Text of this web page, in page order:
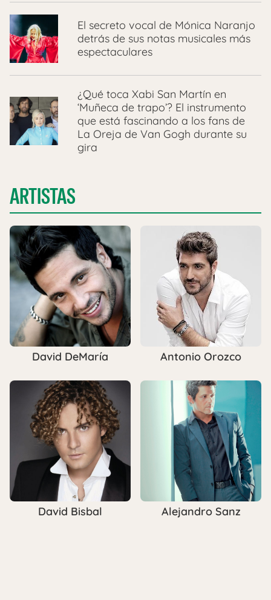
El secreto vocal de Mónica Naranjo
detrás de sus notas musicales más
espectaculares
¿Qué toca Xabi San Martín en
‘Muñeca de trapo’? El instrumento
que está fascinando a los fans de
La Oreja de Van Gogh durante su
gira
ARTISTAS
David DeMaría Antonio Orozco
David Bisbal Alejandro Sanz